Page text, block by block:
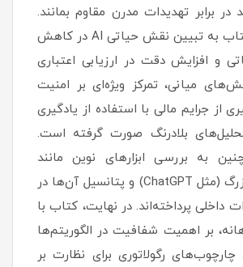
در برابر تهدیدات مدرن مقاوم بمانند.
فصول ابتدایی کتاب به تبیین نقش حیاتی AI در کاهش
و افزایش دقت در ارزیابی اعتباری
میانی، تمرکز ویژه‌ای بر امنیت
از جرایم مالی با استفاده از یادگیری
بلادرنگ صورت گرفته است.
به بررسی ابزارهای نوین مانند
مدل‌های زبانی بزرگ (مثل ChatGPT) و پتانسیل آن‌ها در
داخلی پرداخته‌اند. در نهایت، کتاب با
بر اهمیت شفافیت در الگوریتم‌ها
رگولاتوری برای نظارت بر